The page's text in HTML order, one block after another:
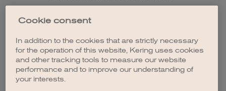
镜，彻底改变了行业常规和传统商业模式。开云眼镜的发展
开云眼镜是最具影响力的高端精品眼镜公司之一，贯穿设
计、生产和销售等环节，打造了由17个品牌组成的完整、均
衡的品牌矩阵。
Roberto Vedovotto，意大利籍，持有米兰博科尼大学
Cookie consent
In addition to the cookies that are strictly necessary
for the operation of this website, Kering uses cookies
and other tracking tools to measure our website
performance and to improve our understanding of
your interests.